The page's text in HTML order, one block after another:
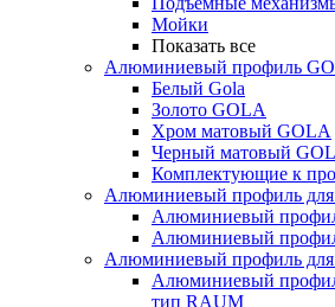
Мойки
Показать все
Алюминиевый профиль
Белый Gola
Золото GOLA
Хром матовый GOLA
Черный матовый
Комплектующие к
Алюминиевый профиль для
Алюминиевый
Алюминиевый
Алюминиевый профиль
Алюминиевый
тип RAUM